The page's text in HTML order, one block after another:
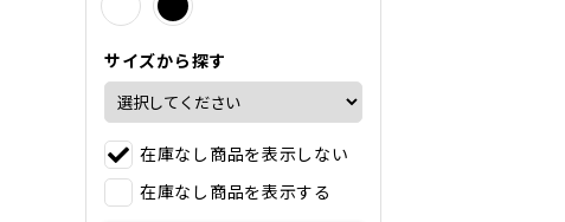
サイズから探す
在庫なし商品を表示しない
在庫なし商品を表示する